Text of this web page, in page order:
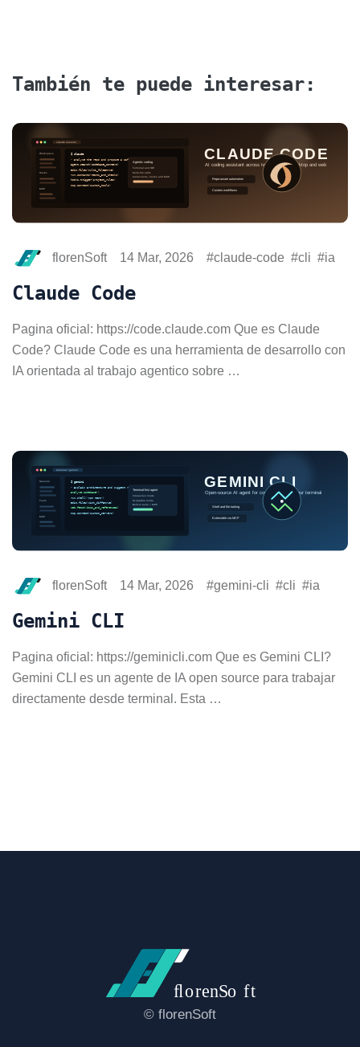
También te puede interesar:
florenSoft 14 Mar, 2026 claude-code cli ia
Claude Code
Pagina oficial: https://code.claude.com Que es Claude
Code? Claude Code es una herramienta de desarrollo con
IA orientada al trabajo agentico sobre …
florenSoft 14 Mar, 2026 gemini-cli cli ia
Gemini CLI
Pagina oficial: https://geminicli.com Que es Gemini CLI?
Gemini CLI es un agente de IA open source para trabajar
directamente desde terminal. Esta …
© florenSoft